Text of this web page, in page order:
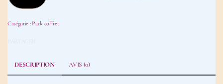
Catégorie : Pack coffret
DESCRIPTION AVIS (0)